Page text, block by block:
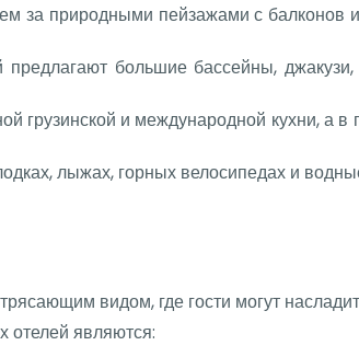
за природными пейзажами с балконов
большие бассейны,
грузинской и международной кухни, а
лыжах, горных велосипедах и
видом, где гости могут
отелей являются: